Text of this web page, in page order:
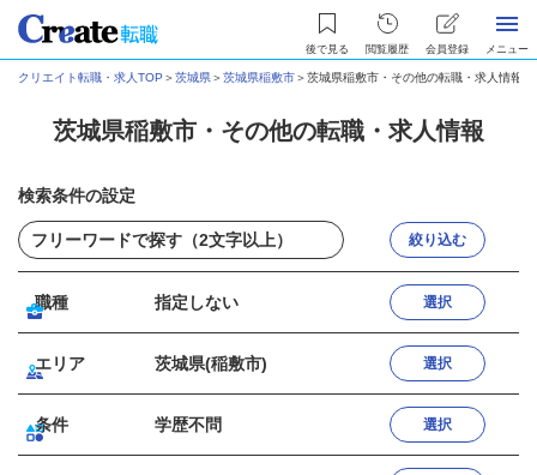
後で見る 閲覧履歴 会員登録 メニュー
クリエイト転職・求人TOP ＞茨城県＞茨城県稲敷市＞茨城県稲敷市・その他の転職・求人情報
茨城県稲敷市・その他の転職・求人情報
検索条件の設定
絞り込む
職種 指定しない 選択
エリア 茨城県(稲敷市) 選択
条件 学歴不問 選択